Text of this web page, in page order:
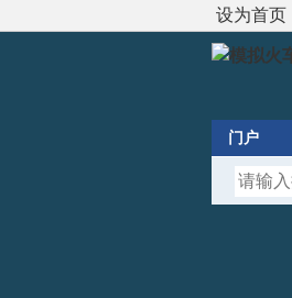
设为首页
门户